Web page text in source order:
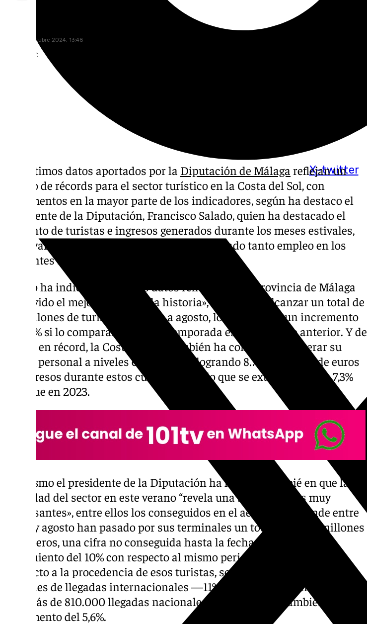
X-twitter
martes, 1 octubre 2024, 13:48
Compartir:
Los últimos datos aportados por la Diputación de Málaga reflejan un
verano de récords para el sector turístico en la Costa del Sol, con
incrementos en la mayor parte de los indicadores, según ha destaco el
presidente de la Diputación, Francisco Salado, quien ha destacado el
aumento de turistas e ingresos generados durante los meses estivales,
subrayando que «nunca antes se había generado tanto empleo en los
diferentes subsectores turísticos».
Salado ha indicado que estos datos reflejan que la provincia de Málaga
«ha vivido el mejor verano de la historia», llegando a alcanzar un total de
6,2 millones de turistas de mayo a agosto, lo que supone un incremento
del 3,1% si lo comparamos con la temporada estival del año anterior. Y de
récord en récord, la Costa del Sol también ha conseguido superar su
marca personal a niveles económicos, logrando 8.752 millones de euros
en ingresos durante estos cuatro meses, lo que se extrapola en un 7,3%
más que en 2023.
Asimismo el presidente de la Diputación ha hecho hincapié en que la
actividad del sector en este verano “revela una serie de datos muy
interesantes», entre ellos los conseguidos en el aeropuerto, donde entre
mayo y agosto han pasado por sus terminales un total de cinco millones
de viajeros, una cifra no conseguida hasta la fecha y que supone un
crecimiento del 10% con respecto al mismo periodo del año anterior.
Respecto a la procedencia de esos turistas, se han registrado 4,2
millones de llegadas internacionales —11% más que en el verano pasado
— y más de 810.000 llegadas nacionales, lo que supone también un
incremento del 5,6%.